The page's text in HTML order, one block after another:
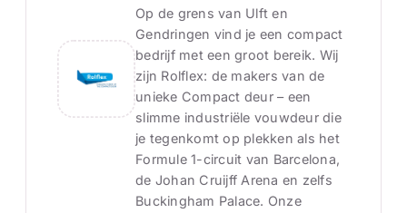
Op de grens van Ulft en
Gendringen vind je een compact
bedrijf met een groot bereik. Wij
zijn Rolflex: de makers van de
unieke Compact deur – een
slimme industriële vouwdeur die
je tegenkomt op plekken als het
Formule 1-circuit van Barcelona,
de Johan Cruijff Arena en zelfs
Buckingham Palace. Onze